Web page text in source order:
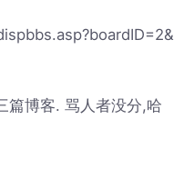
篇博客. 骂人者没分,哈